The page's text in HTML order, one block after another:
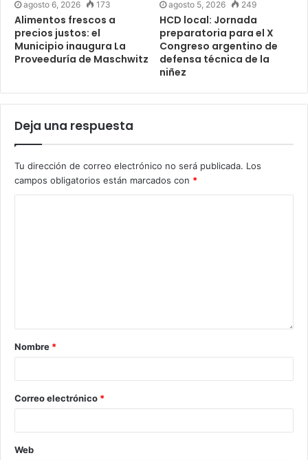
agosto 6, 2026 173
Alimentos frescos a
precios justos: el
Municipio inaugura La
Proveeduría de Maschwitz
agosto 5, 2026 249
HCD local: Jornada
preparatoria para el X
Congreso argentino de
defensa técnica de la
niñez
Deja una respuesta
Tu dirección de correo electrónico no será publicada. Los
campos obligatorios están marcados con *
Nombre *
Correo electrónico *
Web